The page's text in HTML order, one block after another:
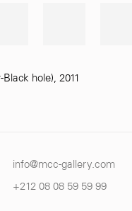
Black hole), 2011
info@mcc-gallery.com
+212 08 08 59 59 99